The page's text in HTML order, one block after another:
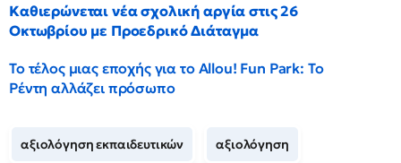
Καθιερώνεται νέα σχολική αργία στις 26
Οκτωβρίου με Προεδρικό Διάταγμα
Το τέλος μιας εποχής για το Allou! Fun Park: Το
Ρέντη αλλάζει πρόσωπο
αξιολόγηση εκπαιδευτικών αξιολόγηση